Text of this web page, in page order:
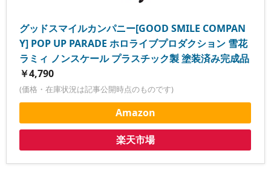
グッドスマイルカンパニー[GOOD SMILE COMPAN
Y] POP UP PARADE ホロライブプロダクション 雪花
ラミィ ノンスケール プラスチック製 塗装済み完成品
￥4,790
(価格・在庫状況は記事公開時点のものです)
Amazon
楽天市場